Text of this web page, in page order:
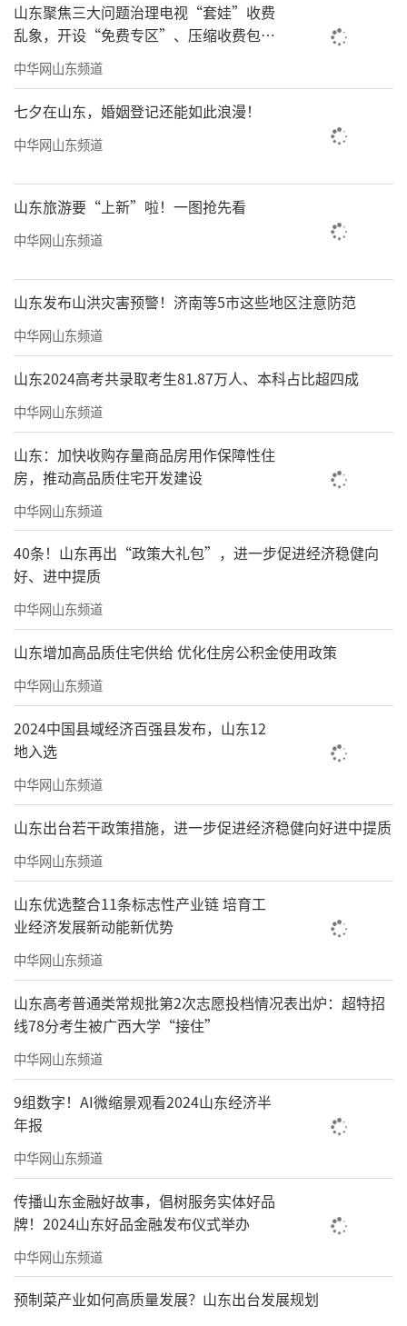
一排白鹭立于屋顶上
捕食的白鹭与河中倒影相映成趣
坐在水岸平台的休闲椅上，抬眼就是大仓
桥。云卷云舒中不时有游客经过，站在桥上看
桥下的风景。真应了卞之琳那首诗的闲适：
你站在桥上看风景，看风景的人在桥下看
你。明月装饰了你的窗子，你装饰了别人的
梦。
山东聚焦三大问题治理电视“套娃”收费
乱象，开设“免费专区”、压缩收费包比
例70%以上
中华网山东频道
七夕在山东，婚姻登记还能如此浪漫！
中华网山东频道
山东旅游要“上新”啦！一图抢先看
中华网山东频道
山东发布山洪灾害预警！济南等5市这些地区注意防范
中华网山东频道
山东2024高考共录取考生81.87万人、本科占比超四成
中华网山东频道
山东：加快收购存量商品房用作保障性住
房，推动高品质住宅开发建设
中华网山东频道
40条！山东再出“政策大礼包”，进一步促进经济稳健向
好、进中提质
中华网山东频道
山东增加高品质住宅供给 优化住房公积金使用政策
中华网山东频道
2024中国县域经济百强县发布，山东12
地入选
中华网山东频道
山东出台若干政策措施，进一步促进经济稳健向好进中提质
中华网山东频道
山东优选整合11条标志性产业链 培育工
业经济发展新动能新优势
中华网山东频道
山东高考普通类常规批第2次志愿投档情况表出炉：超特招
线78分考生被广西大学“接住”
中华网山东频道
9组数字！AI微缩景观看2024山东经济半
年报
中华网山东频道
传播山东金融好故事，倡树服务实体好品
牌！2024山东好品金融发布仪式举办
中华网山东频道
预制菜产业如何高质量发展？山东出台发展规划